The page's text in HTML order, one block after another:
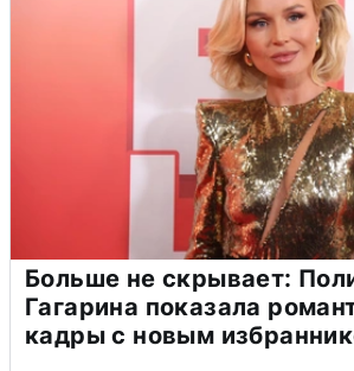
Больше не скрывает:
Гагарина показала
кадры с новым